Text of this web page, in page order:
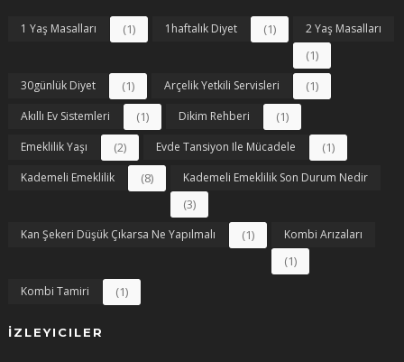
1 Yaş Masalları (1) 1haftalık Diyet (1) 2 Yaş Masalları
(1)
30günlük Diyet (1) Arçelik Yetkili Servisleri (1)
Akıllı Ev Sistemleri (1) Dikim Rehberi (1)
Emeklilik Yaşı (2) Evde Tansiyon Ile Mücadele (1)
Kademeli Emeklilik (8) Kademeli Emeklilik Son Durum Nedir
(3)
Kan Şekeri Düşük Çıkarsa Ne Yapılmalı (1) Kombi Arızaları
(1)
Kombi Tamiri (1)
İZLEYICILER